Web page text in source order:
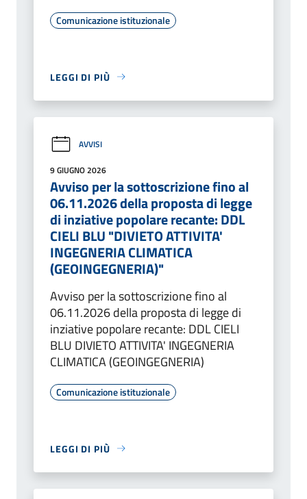
Comunicazione istituzionale
LEGGI DI PIÙ
AVVISI
9 GIUGNO 2026
Avviso per la sottoscrizione fino al
06.11.2026 della proposta di legge
di inziative popolare recante: DDL
CIELI BLU "DIVIETO ATTIVITA'
INGEGNERIA CLIMATICA
(GEOINGEGNERIA)"
Avviso per la sottoscrizione fino al
06.11.2026 della proposta di legge di
inziative popolare recante: DDL CIELI
BLU DIVIETO ATTIVITA' INGEGNERIA
CLIMATICA (GEOINGEGNERIA)
Comunicazione istituzionale
LEGGI DI PIÙ